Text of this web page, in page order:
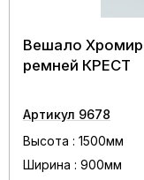
Вешало
ремней КРЕСТ
Артикул 9678
Высота : 1500мм
Ширина : 900мм